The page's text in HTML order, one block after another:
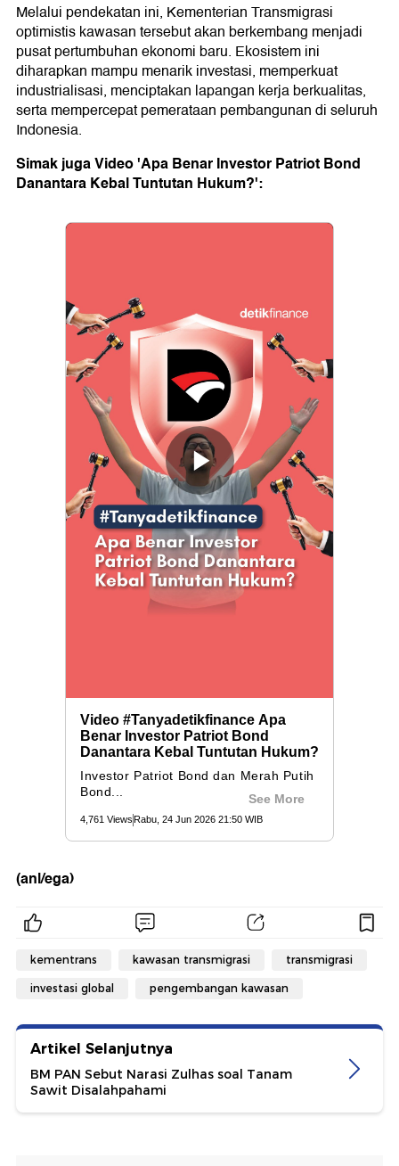
Melalui pendekatan ini, Kementerian Transmigrasi
optimistis kawasan tersebut akan berkembang menjadi
pusat pertumbuhan ekonomi baru. Ekosistem ini
diharapkan mampu menarik investasi, memperkuat
industrialisasi, menciptakan lapangan kerja berkualitas,
serta mempercepat pemerataan pembangunan di seluruh
Indonesia.
Simak juga Video 'Apa Benar Investor Patriot Bond
Danantara Kebal Tuntutan Hukum?':
(anl/ega)
kementrans kawasan transmigrasi transmigrasi
investasi global pengembangan kawasan
Artikel Selanjutnya
BM PAN Sebut Narasi Zulhas soal Tanam
Sawit Disalahpahami